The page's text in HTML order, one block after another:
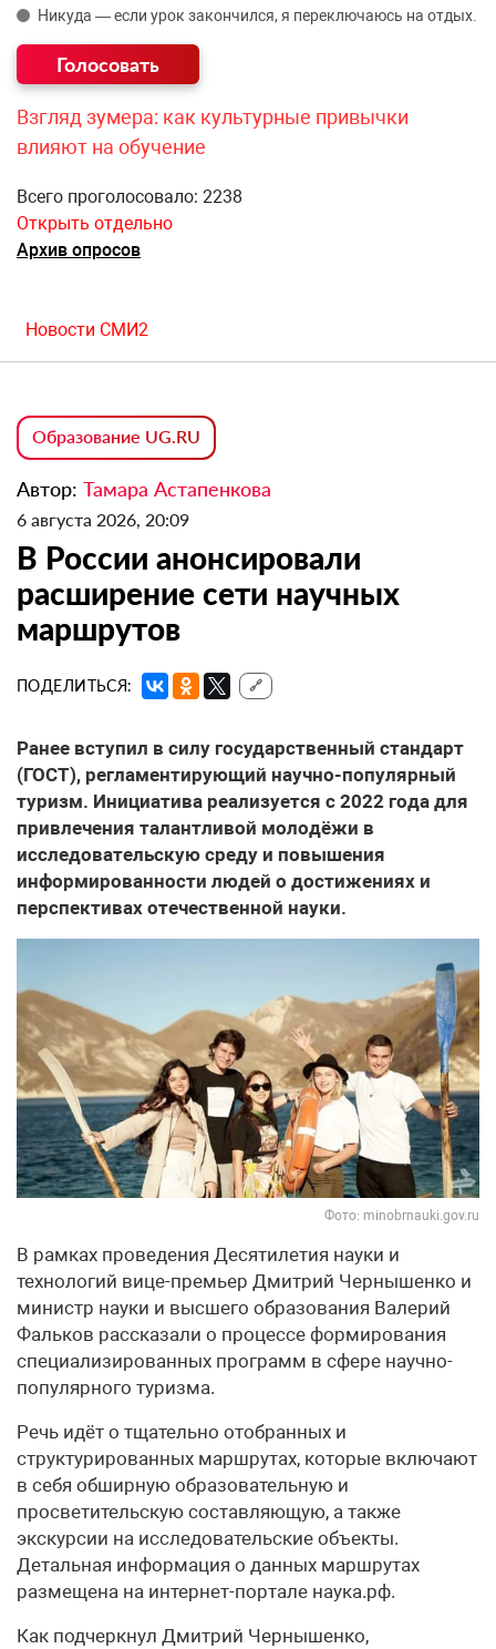
Никуда — если урок закончился, я переключаюсь на отдых.
Взгляд зумера: как культурные привычки
влияют на обучение
Всего проголосовало: 2238
Открыть отдельно
Архив опросов
Новости СМИ2
Образование UG.RU
Автор: Тамара Астапенкова
6 августа 2026, 20:09
В России анонсировали
расширение сети научных
маршрутов
ПОДЕЛИТЬСЯ: 🔗
Ранее вступил в силу государственный стандарт
(ГОСТ), регламентирующий научно-популярный
туризм. Инициатива реализуется с 2022 года для
привлечения талантливой молодёжи в
исследовательскую среду и повышения
информированности людей о достижениях и
перспективах отечественной науки.
Фото: minobrnauki.gov.ru
В рамках проведения Десятилетия науки и
технологий вице-премьер Дмитрий Чернышенко и
министр науки и высшего образования Валерий
Фальков рассказали о процессе формирования
специализированных программ в сфере научно-
популярного туризма.
Речь идёт о тщательно отобранных и
структурированных маршрутах, которые включают
в себя обширную образовательную и
просветительскую составляющую, а также
экскурсии на исследовательские объекты.
Детальная информация о данных маршрутах
размещена на интернет-портале наука.рф.
Как подчеркнул Дмитрий Чернышенко,